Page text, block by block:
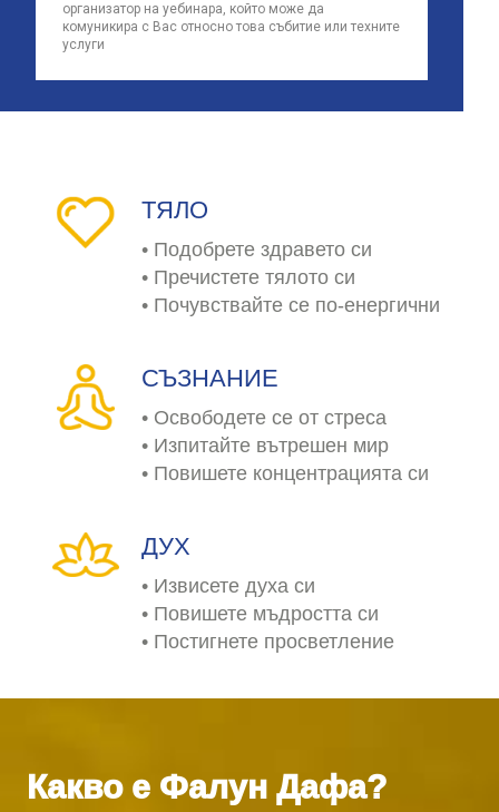
ТЯЛО
• Подобрете здравето си
• Пречистете тялото си
• Почувствайте се по-енергични
СЪЗНАНИЕ
• Освободете се от стреса
• Изпитайте вътрешен мир
• Повишете концентрацията си
ДУХ
• Извисете духа си
• Повишете мъдростта си
• Постигнете просветление
Какво е Фалун Дафа?